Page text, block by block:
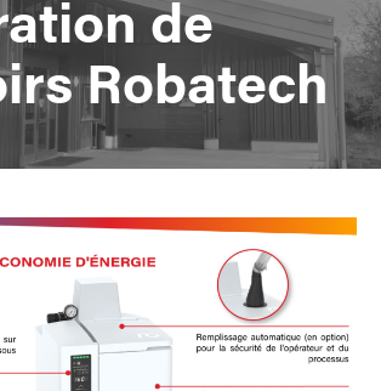
de
Robatech